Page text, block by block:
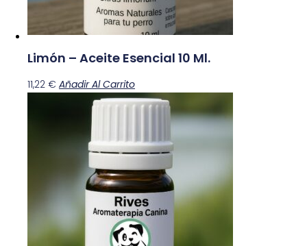
Limón – Aceite Esencial 10 Ml.
11,22 € Añadir Al Carrito